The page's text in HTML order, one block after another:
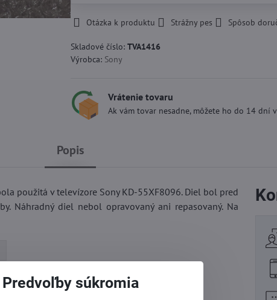
Otázka k produktu Strážny pes Spôsob
Skladové číslo: TVA1416
Výrobca: Sony
Vrátenie tovaru
Ak vám tovar nesadne, môžete ho do 14 dní
Popis
použitá v televízore Sony KD-55XF8096. Diel bol pred
Náhradný diel nebol opravovaný ani repasovaný. Na
Predvoľby súkromia